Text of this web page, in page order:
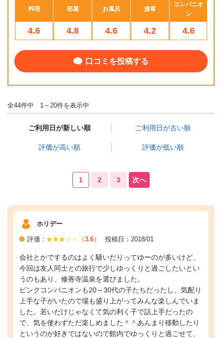
料理 部屋 お風呂 接客
コンパニオ
ン
4.6 4.8 4.6 4.2 4.6
口コミを投稿する
全44件中 1～20件を表示中
ご利用日が新しい順 ご利用日が古い順
評価が高い順 評価が低い順
1 2 3 次へ
ホリデー
評価： （3.6） 投稿日：2018/01
会社とかでするのはよく騒いだりってゆーのが多いけど、
今回は友人同士との旅行で少しゆっくりと過ごしたいとい
うのもあり、修善寺温泉を選びました。
ピンクコンパニオンも20～30代の子たちだったし、気配り
上手な子がいたので場も盛り上がってみんな楽しんでいま
した。若いだけじゃなくて気の利く子で話上手だったの
で、気を使わずただ楽しめました＾＾あんまり移動したり
というのが好きではないので館内でゆっくりと過ごせて、